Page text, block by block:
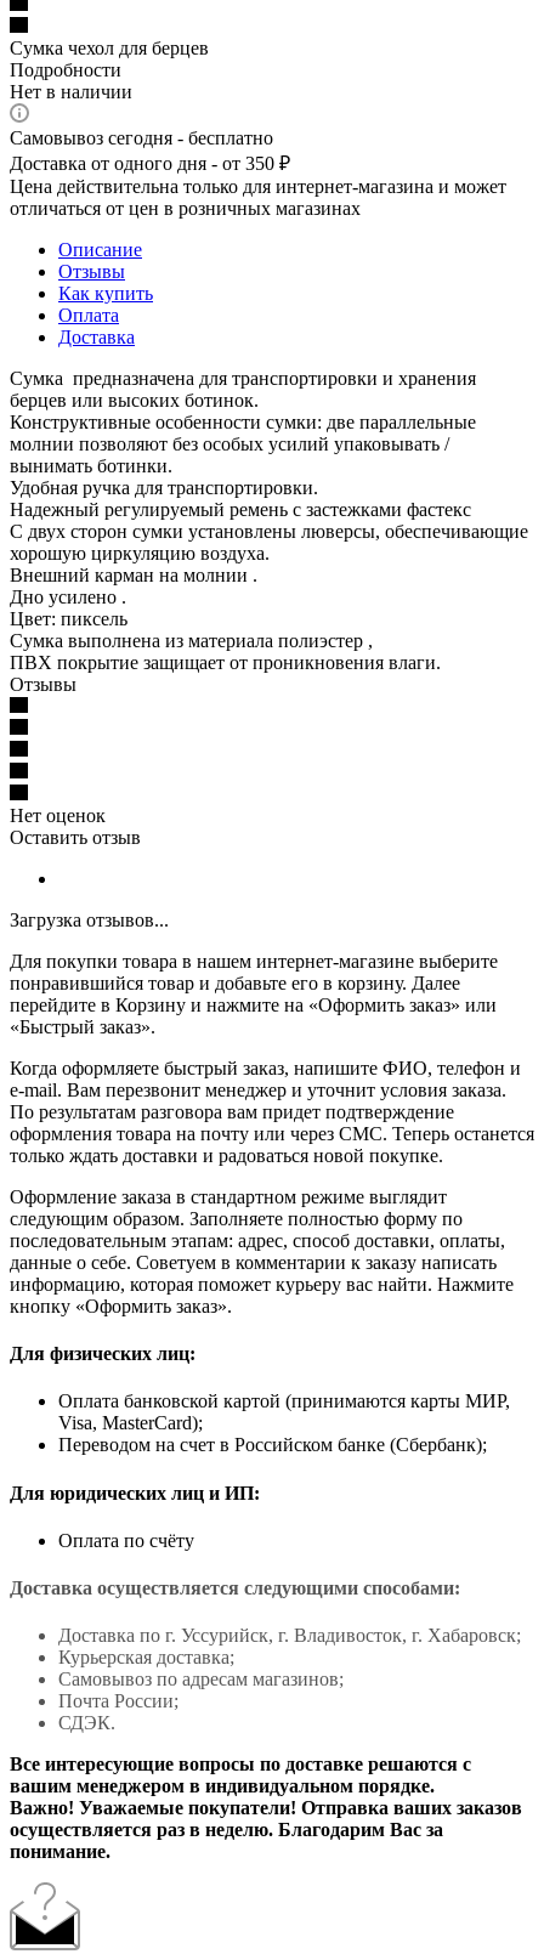
Сумка чехол для берцев
Подробности
Нет в наличии
Самовывоз сегодня - бесплатно
Доставка от одного дня - от 350 ₽
Цена действительна только для интернет-магазина и может
отличаться от цен в розничных магазинах
Описание
Отзывы
Как купить
Оплата
Доставка
Сумка предназначена для транспортировки и хранения
берцев или высоких ботинок.
Конструктивные особенности сумки: две параллельные
молнии позволяют без особых усилий упаковывать /
вынимать ботинки.
Удобная ручка для транспортировки.
Надежный регулируемый ремень с застежками фастекс
С двух сторон сумки установлены люверсы, обеспечивающие
хорошую циркуляцию воздуха.
Внешний карман на молнии .
Дно усилено .
Цвет: пиксель
Сумка выполнена из материала полиэстер ,
ПВХ покрытие защищает от проникновения влаги.
Отзывы
Нет оценок
Оставить отзыв
Загрузка отзывов...
Для покупки товара в нашем интернет-магазине выберите
понравившийся товар и добавьте его в корзину. Далее
перейдите в Корзину и нажмите на «Оформить заказ» или
«Быстрый заказ».
Когда оформляете быстрый заказ, напишите ФИО, телефон и
e-mail. Вам перезвонит менеджер и уточнит условия заказа.
По результатам разговора вам придет подтверждение
оформления товара на почту или через СМС. Теперь останется
только ждать доставки и радоваться новой покупке.
Оформление заказа в стандартном режиме выглядит
следующим образом. Заполняете полностью форму по
последовательным этапам: адрес, способ доставки, оплаты,
данные о себе. Советуем в комментарии к заказу написать
информацию, которая поможет курьеру вас найти. Нажмите
кнопку «Оформить заказ».
Для физических лиц:
Оплата банковской картой (принимаются карты МИР,
Visa, MasterCard);
Переводом на счет в Российском банке (Сбербанк);
Для юридических лиц и ИП:
Оплата по счёту
Доставка осуществляется следующими способами:
Доставка по г. Уссурийск, г. Владивосток, г. Хабаровск;
Курьерская доставка;
Самовывоз по адресам магазинов;
Почта России;
СДЭК.
Все интересующие вопросы по доставке решаются с
вашим менеджером в индивидуальном порядке.
Важно! Уважаемые покупатели! Отправка ваших заказов
осуществляется раз в неделю. Благодарим Вас за
понимание.